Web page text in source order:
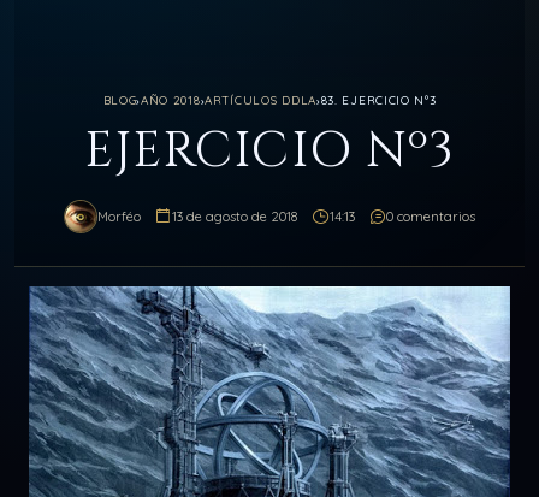
BLOG›AÑO 2018›ARTÍCULOS DDLA›83. EJERCICIO Nº3
EJERCICIO Nº3
Morféo 13 de agosto de 2018 14:13 0 comentarios